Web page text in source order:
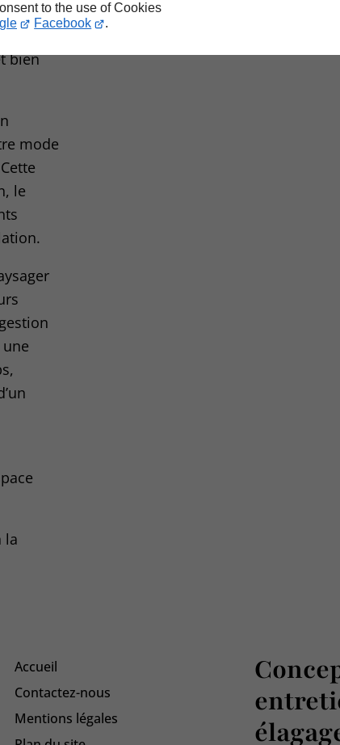
to the use of Cookies
Facebook .
bien
mode
le
la
Accueil
Contactez-nous
Mentions légales